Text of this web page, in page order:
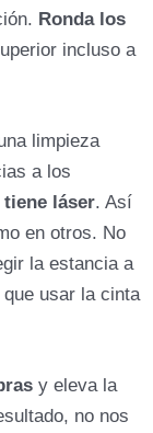
Ronda los
incluso a
limpieza
a los
tiene láser. Así
en otros. No
la estancia a
usar la cinta
y eleva la
no nos